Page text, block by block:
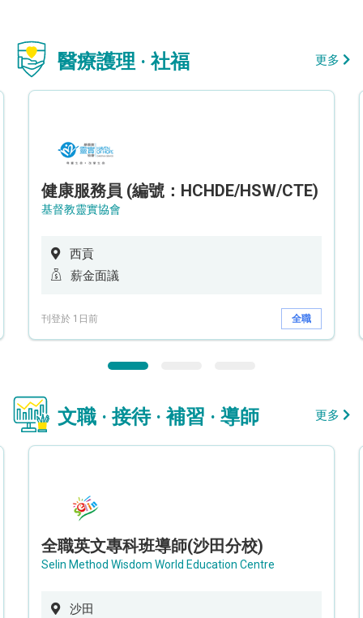
醫療護理 · 社福 更多
健康服務員 (編號：HCHDE/HSW/CTE)
基督教靈實協會
西貢
薪金面議
刊登於 1日前 全職
文職 · 接待 · 補習 · 導師 更多
全職英文專科班導師(沙田分校)
Selin Method Wisdom World Education Centre
沙田